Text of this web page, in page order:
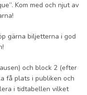
Kom med och njut av
gärna biljetterna i god
och block 2 (efter
få plats i publiken och
i tidtabellen vilket